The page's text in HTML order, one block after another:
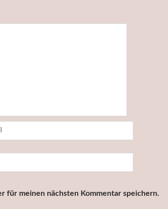
für meinen nächsten Kommentar speichern.